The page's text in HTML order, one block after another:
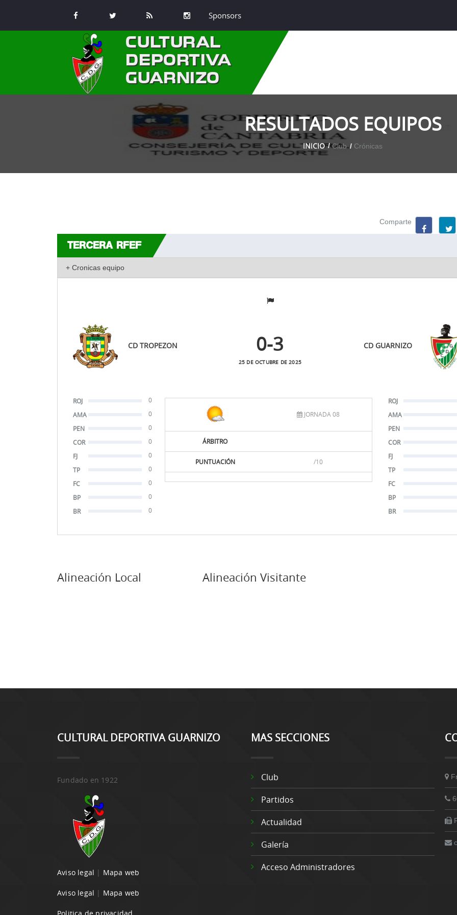
Sponsors
CULTURAL
DEPORTIVA
GUARNIZO
RESULTADOS EQUIPOS
INICIO Club Crónicas
Comparte
TERCERA RFEF
CD TROPEZON 0-3
25 DE OCTUBRE DE 2025
CD GUARNIZO
ROJ
0
AMA
0
PEN
0
COR
0
FJ
0
TP
0
FC
0
BP
0
BR
0
JORNADA 08
ÁRBITRO
PUNTUACIÓN /10
ROJ
AMA
PEN
COR
FJ
TP
FC
BP
BR
Alineación Local Alineación Visitante
CULTURAL DEPORTIVA GUARNIZO
Fundado en 1922
Aviso legal | Mapa web
Aviso legal | Mapa web
MAS SECCIONES
Club
Partidos
Actualidad
Galería
Acceso Administradores